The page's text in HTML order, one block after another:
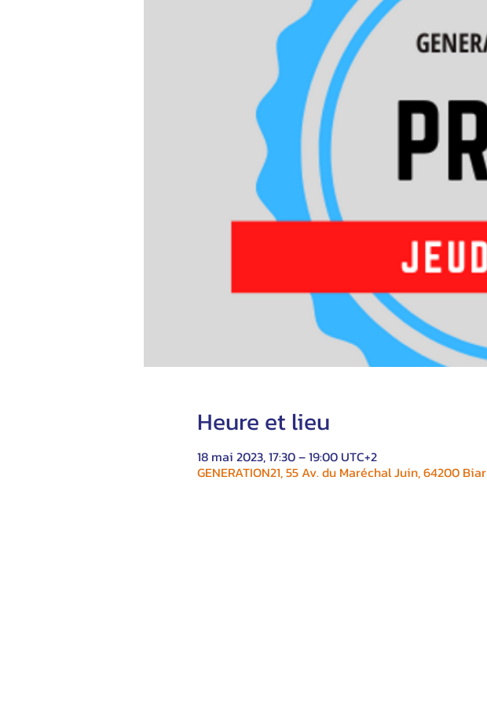
Heure et lieu
18 mai 2023, 17:30 – 19:00 UTC+2
GENERATION21, 55 Av. du Maréchal Juin, 64200